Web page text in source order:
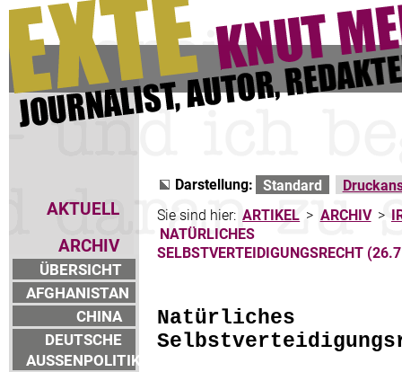
AKTUELL
ARCHIV
ÜBERSICHT
AFGHANISTAN
CHINA
DEUTSCHE
AUSSENPOLITIK
Darstellung: Standard
Sie sind hier: ARTIKEL > ARCHIV >
NATÜRLICHES
SELBSTVERTEIDIGUNGSRECHT
Natürliches